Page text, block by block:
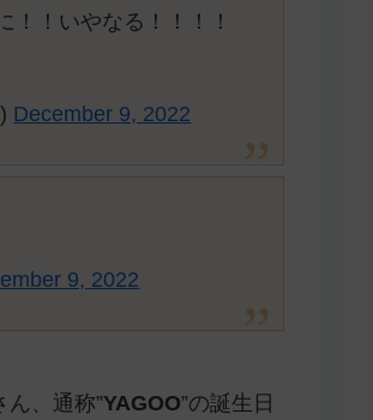
！！いやなる！！！！
December 9, 2022
9, 2022
、通称”YAGOO”の誕生日